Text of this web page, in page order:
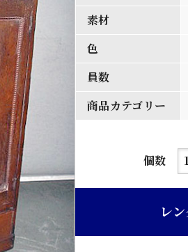
素材
色
員数
商品カテゴリー
個数
茶
レ